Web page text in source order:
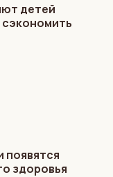
детей
появятся
здоровья